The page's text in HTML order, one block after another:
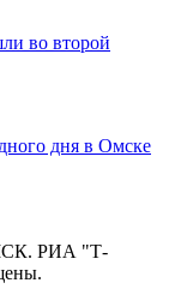
во второй
дня в Омске
РИА "Т-